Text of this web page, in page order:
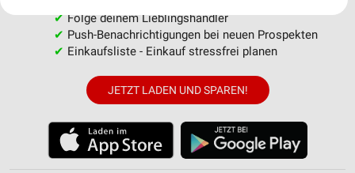
✔Folge deinem Lieblingshändler
✔ Push-Benachrichtigungen bei neuen Prospekten
✔ Einkaufsliste - Einkauf stressfrei planen
JETZT LADEN UND SPAREN!
Website/App.
Partnerliste anzeigen (1 IAB-Anbieter)
IAB-Verarbeitungszwecke:
Speichern von oder Zugriff auf Informationen
Verwendung reduzierter Daten zur Auswahl von
Werbeanzeigen